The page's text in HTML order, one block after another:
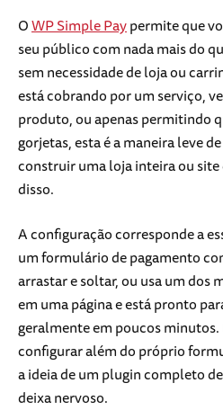
OWP Simple Paypermite que
seu público com nada mais do
sem necessidade de loja ou
está cobrando por um serviço,
produto, ou apenas permitindo
gorjetas, esta é a maneira leve
construir uma loja inteira ou site
disso.
A configuração corresponde a
um formulário de pagamento
arrastar e soltar, ou usa um dos
em uma página e está pronto
geralmente em poucos minutos.
configurar além do próprio
a ideia de um plugin completo
deixa nervoso.